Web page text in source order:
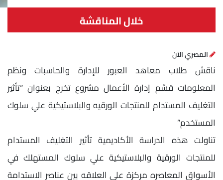
خلال المناقشة
المصري الآن
ناقش طلاب معاهد العبور للإدارة والحاسبات ونظم
المعلومات قسّم إدارة الأعمال مشروع تخرج بعنوان “تأثير
التغليف المستدام للمنتجات الورقيه والبلاستيكية علي سلوك
المستخدم”
تناولت هذه الدراسة الأكاديمية تأثير التغليف المستدام
للمنتجات الورقية والبلاستيكية علي سلوك المستهلك في
الأسواق المعاصره مركزة علي العلاقه بين عناصر الاستدامة